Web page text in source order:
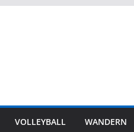
VOLLEYBALL WANDERN